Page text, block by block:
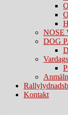
NOSE
DOG
Kontakt